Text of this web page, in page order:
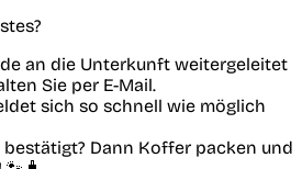
an die Unterkunft weitergeleitet
Sie per E-Mail.
sich so schnell wie möglich
Dann Koffer packen und